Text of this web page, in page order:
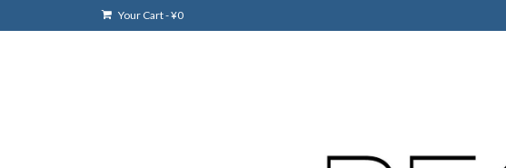
Your Cart-¥0